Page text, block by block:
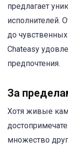
предлагает
исполнителей.
до
Chateasy
предпочтения.
За
Хотя живые
множество